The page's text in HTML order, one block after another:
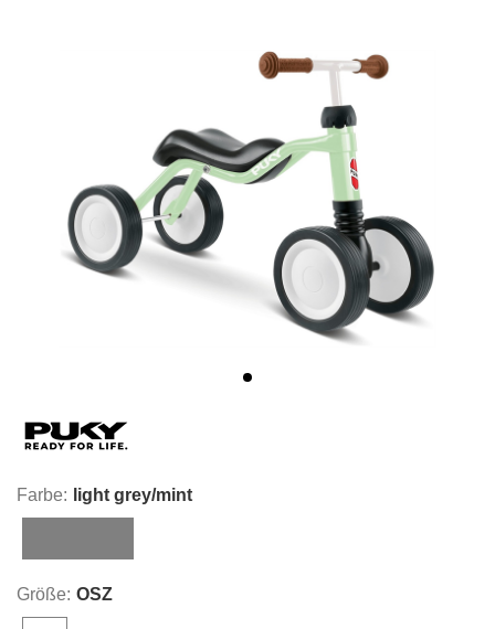
Farbe: light grey/mint
Größe: OSZ